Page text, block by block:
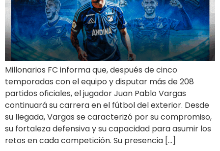
Millonarios FC informa que, después de cinco
temporadas con el equipo y disputar más de 208
partidos oficiales, el jugador Juan Pablo Vargas
continuará su carrera en el fútbol del exterior. Desde
su llegada, Vargas se caracterizó por su compromiso,
su fortaleza defensiva y su capacidad para asumir los
retos en cada competición. Su presencia […]